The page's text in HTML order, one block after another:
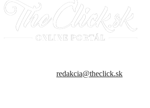
redakcia@theclick.sk